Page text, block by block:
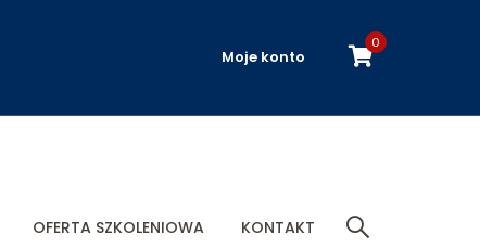
Moje konto
0
OFERTA SZKOLENIOWA KONTAKT